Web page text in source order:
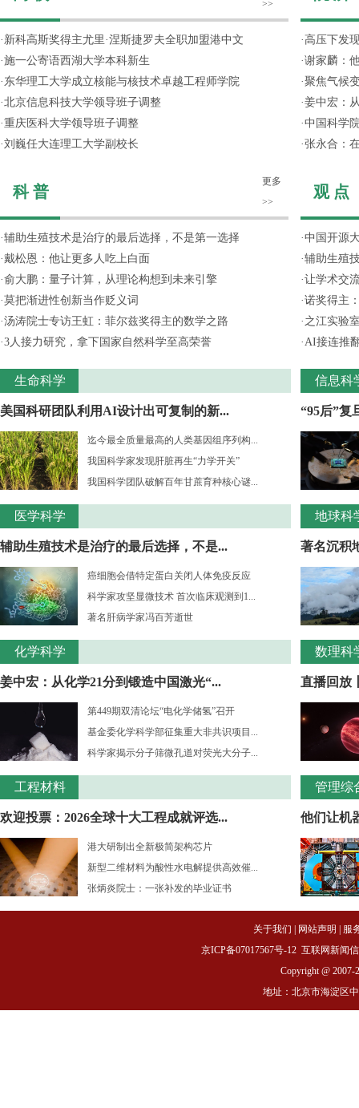
>>
· 新科高斯奖得主尤里·涅斯捷罗夫全职加盟港中文
·施一公寄语西湖大学本科新生
· 东华理工大学成立核能与核技术卓越工程师学院
·北京信息科技大学领导班子调整
·重庆医科大学领导班子调整
·刘巍任大连理工大学副校长
科 普
更多
>>
·辅助生殖技术是治疗的最后选择，不是第一选择
·戴松恩：他让更多人吃上白面
·俞大鹏：量子计算，从理论构想到未来引擎
·莫把渐进性创新当作贬义词
·汤涛院士专访王虹：菲尔兹奖得主的数学之路
·3人接力研究，拿下国家自然科学至高荣誉
生命科学
美国科研团队利用AI设计出可复制的新...
迄今最全质量最高的人类基因组序列构...
我国科学家发现肝脏再生“力学开关”
我国科学团队破解百年甘蔗育种核心谜...
医学科学
辅助生殖技术是治疗的最后选择，不是...
癌细胞会借特定蛋白关闭人体免疫反应
科学家攻坚显微技术 首次临床观测到1...
著名肝病学家冯百芳逝世
化学科学
姜中宏：从化学21分到锻造中国激光“...
第449期双清论坛“电化学储氢”召开
基金委化学科学部征集重大非共识项目...
科学家揭示分子筛微孔道对荧光大分子...
工程材料
欢迎投票：2026全球十大工程成就评选...
港大研制出全新极简架构芯片
新型二维材料为酸性水电解提供高效催...
张炳炎院士：一张补发的毕业证书
· 高压下发
·谢家麟：
·聚焦气候
·姜中宏：
·中国科学
·张永合：
观 点
·中国开源
·辅助生殖
·让学术交
·诺奖得主
· 之江实验
·AI接连推
信息科
“95后”复
地球科
著名沉积
数理科
直播回放
管理综
他们让机
关于我们 网站声明
服
京ICP备07017567号-12 互联网新闻
Copyright @ 2007-
地址：北京市海淀区